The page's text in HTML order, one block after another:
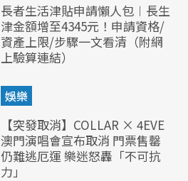
長者生活津貼申請懶人包︱長生
津金額增至4345元！申請資格/
資產上限/步驟一文看清（附網
上驗算連結）
娛樂
【突發取消】COLLAR × 4EVE
澳門演唱會宣布取消 門票售罄
仍難逃厄運 樂迷怒轟「不可抗
力」